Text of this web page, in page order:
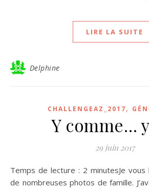
LIRE LA SUITE
Delphine
CHALLENGEAZ_2017,
Y comme…
29 juin 2017
Temps de lecture : 2 minutesJe vous l’ai dit, j’ai récupéré
de nombreuses photos de famille.